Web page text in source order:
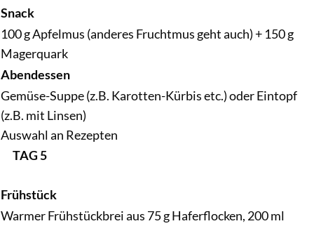
Snack
100 g Apfelmus (anderes Fruchtmus geht auch) + 150 g
Magerquark
Abendessen
Gemüse-Suppe (z.B. Karotten-Kürbis etc.) oder Eintopf
(z.B. mit Linsen)
Auswahl an Rezepten
TAG 5
Frühstück
Warmer Frühstückbrei aus 75 g Haferflocken, 200 ml